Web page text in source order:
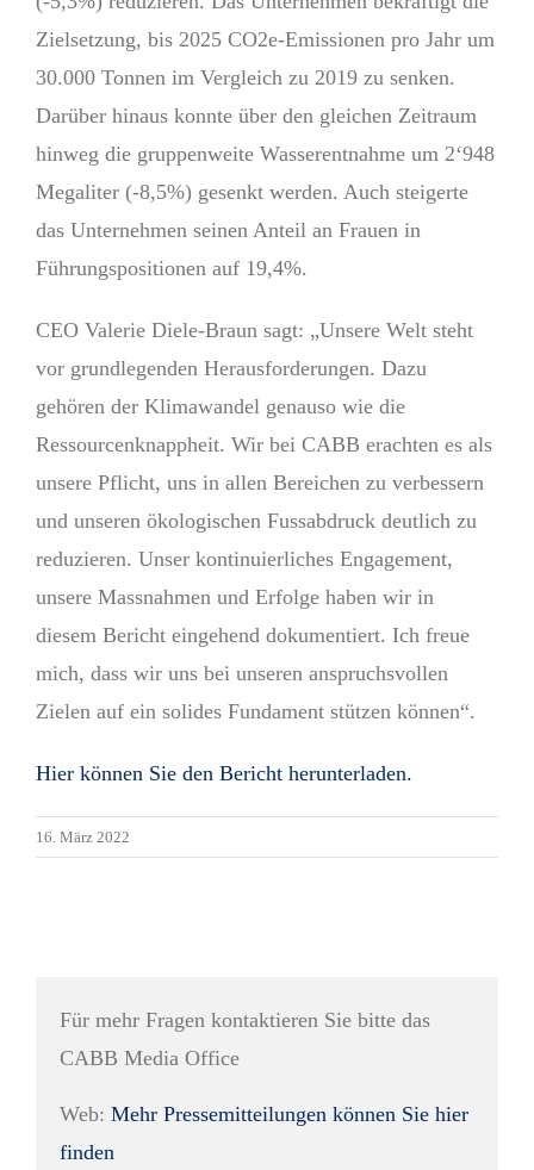
Zielsetzung, bis 2025 CO2e-Emissionen pro Jahr um
30.000 Tonnen im Vergleich zu 2019 zu senken.
Darüber hinaus konnte über den gleichen Zeitraum
hinweg die gruppenweite Wasserentnahme um 2‘948
Megaliter (-8,5%) gesenkt werden. Auch steigerte
das Unternehmen seinen Anteil an Frauen in
Führungspositionen auf 19,4%.
CEO Valerie Diele-Braun sagt: „Unsere Welt steht
vor grundlegenden Herausforderungen. Dazu
gehören der Klimawandel genauso wie die
Ressourcenknappheit. Wir bei CABB erachten es als
unsere Pflicht, uns in allen Bereichen zu verbessern
und unseren ökologischen Fussabdruck deutlich zu
reduzieren. Unser kontinuierliches Engagement,
unsere Massnahmen und Erfolge haben wir in
diesem Bericht eingehend dokumentiert. Ich freue
mich, dass wir uns bei unseren anspruchsvollen
Zielen auf ein solides Fundament stützen können“.
Hier können Sie den Bericht herunterladen.
16. März 2022
Für mehr Fragen kontaktieren Sie bitte das
CABB Media Office
Web: Mehr Pressemitteilungen können Sie hier
finden